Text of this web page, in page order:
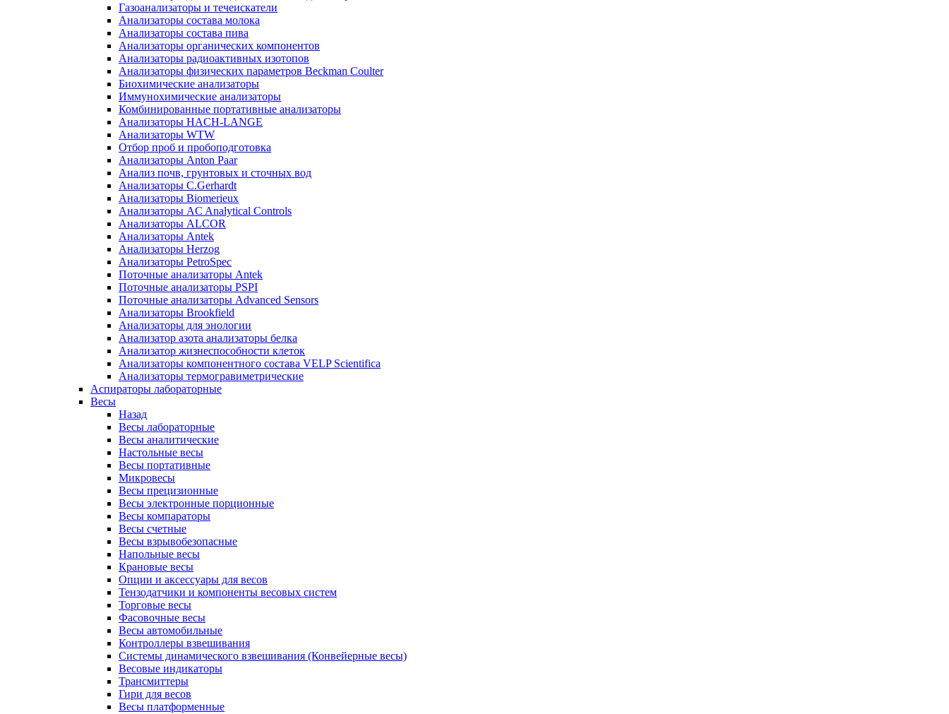
Газоанализаторы и течеискатели
Анализаторы состава молока
Анализаторы состава пива
Анализаторы органических компонентов
Анализаторы радиоактивных изотопов
Анализаторы физических параметров Beckman Coulter
Биохимические анализаторы
Иммунохимические анализаторы
Комбинированные портативные анализаторы
Анализаторы HACH-LANGE
Анализаторы WTW
Отбор проб и пробоподготовка
Анализаторы Anton Paar
Анализ почв, грунтовых и сточных вод
Анализаторы C.Gerhardt
Анализаторы Biomerieux
Анализаторы AC Analytical Controls
Анализаторы ALCOR
Анализаторы Antek
Анализаторы Herzog
Анализаторы PetroSpec
Поточные анализаторы Antek
Поточные анализаторы PSPI
Поточные анализаторы Advanced Sensors
Анализаторы Brookfield
Анализаторы для энологии
Анализатор азота анализаторы белка
Анализатор жизнеспособности клеток
Анализаторы компонентного состава VELP Scientifica
Анализаторы термогравиметрические
Аспираторы лабораторные
Весы
Назад
Весы лабораторные
Весы аналитические
Настольные весы
Весы портативные
Микровесы
Весы прецизионные
Весы электронные порционные
Весы компараторы
Весы счетные
Весы взрывобезопасные
Напольные весы
Крановые весы
Опции и аксессуары для весов
Тензодатчики и компоненты весовых систем
Торговые весы
Фасовочные весы
Весы автомобильные
Контроллеры взвешивания
Системы динамического взвешивания (Конвейерные весы)
Весовые индикаторы
Трансмиттеры
Гири для весов
Весы платформенные